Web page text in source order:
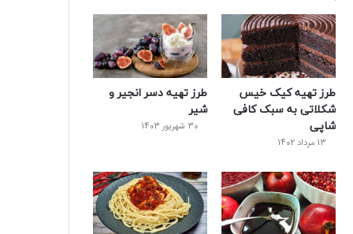
ک
ر
ی
س
ت
ب
س
طرز تهیه کیک خیس
شکلاتی به سبک کافی
شاپی
13 مرداد 1402
طرز تهیه دسر انجیر و
شیر
30 شهریور 1403